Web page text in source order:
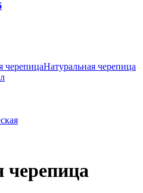
черепицаНатуральная черепица
черепица